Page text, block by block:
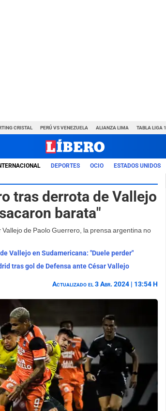
CRISTAL PERÚ VS VENEZUELA ALIANZA LIMA TABLA LIGA 1
DEPORTES OCIO ESTADOS UNIDOS
tras derrota de Vallejo
barata"
de Paolo Guerrero, la prensa argentina no
Vallejo en Sudamericana: "Duele perder"
tras gol de Defensa ante César Vallejo
Actualizado el 3 Abr. 2024 | 13:54 H